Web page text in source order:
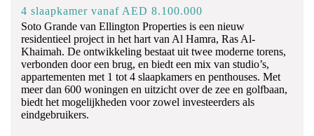
4 slaapkamer vanaf AED 8.100.000
Soto Grande van Ellington Properties is een nieuw
residentieel project in het hart van Al Hamra, Ras Al-
Khaimah. De ontwikkeling bestaat uit twee moderne torens,
verbonden door een brug, en biedt een mix van studio’s,
appartementen met 1 tot 4 slaapkamers en penthouses. Met
meer dan 600 woningen en uitzicht over de zee en golfbaan,
biedt het mogelijkheden voor zowel investeerders als
eindgebruikers.